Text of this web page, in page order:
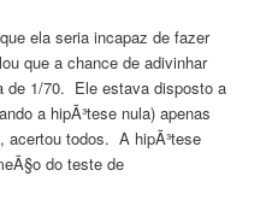
ela seria incapaz de fazer
que a chance de adivinhar
de 1/70. Ele estava disposto a
a hipÃ³tese nula) apenas
todos. A hipÃ³tese
do teste de